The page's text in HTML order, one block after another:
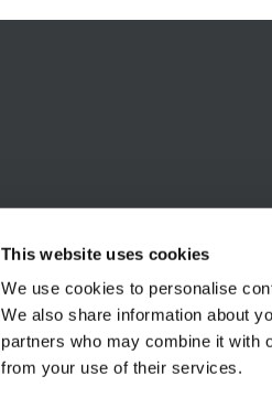
This website uses cookies
We use cookies to personalise
We also share information about
partners who may combine it with
from your use of their services.